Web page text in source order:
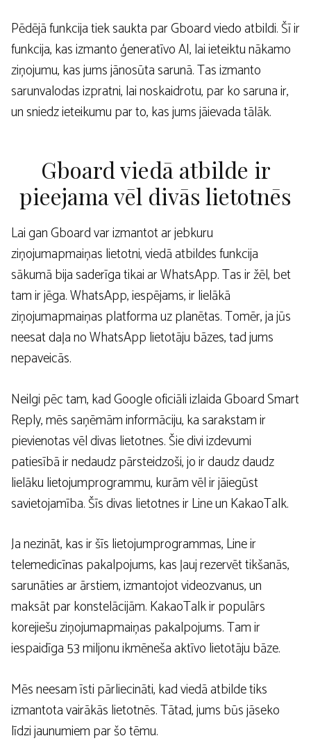
Pēdējā funkcija tiek saukta par Gboard viedo atbildi. Šī ir
funkcija, kas izmanto ģeneratīvo AI, lai ieteiktu nākamo
ziņojumu, kas jums jānosūta sarunā. Tas izmanto
sarunvalodas izpratni, lai noskaidrotu, par ko saruna ir,
un sniedz ieteikumu par to, kas jums jāievada tālāk.
Gboard viedā atbilde ir
pieejama vēl divās lietotnēs
Lai gan Gboard var izmantot ar jebkuru
ziņojumapmaiņas lietotni, viedā atbildes funkcija
sākumā bija saderīga tikai ar WhatsApp. Tas ir žēl, bet
tam ir jēga. WhatsApp, iespējams, ir lielākā
ziņojumapmaiņas platforma uz planētas. Tomēr, ja jūs
neesat daļa no WhatsApp lietotāju bāzes, tad jums
nepaveicās.
Neilgi pēc tam, kad Google oficiāli izlaida Gboard Smart
Reply, mēs saņēmām informāciju, ka sarakstam ir
pievienotas vēl divas lietotnes. Šie divi izdevumi
patiesībā ir nedaudz pārsteidzoši, jo ir daudz daudz
lielāku lietojumprogrammu, kurām vēl ir jāiegūst
savietojamība. Šīs divas lietotnes ir Line un KakaoTalk.
Ja nezināt, kas ir šīs lietojumprogrammas, Line ir
telemedicīnas pakalpojums, kas ļauj rezervēt tikšanās,
sarunāties ar ārstiem, izmantojot videozvanus, un
maksāt par konstelācijām. KakaoTalk ir populārs
korejiešu ziņojumapmaiņas pakalpojums. Tam ir
iespaidīga 53 miljonu ikmēneša aktīvo lietotāju bāze.
Mēs neesam īsti pārliecināti, kad viedā atbilde tiks
izmantota vairākās lietotnēs. Tātad, jums būs jāseko
līdzi jaunumiem par šo tēmu.